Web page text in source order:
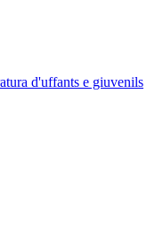
d'uffants e giuvenils